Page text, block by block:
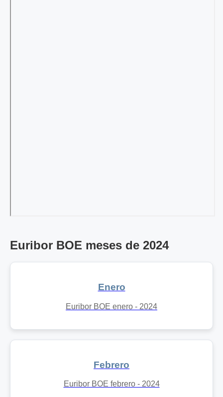
Euribor BOE meses de 2024
Enero
Euribor BOE enero - 2024
Febrero
Euribor BOE febrero - 2024